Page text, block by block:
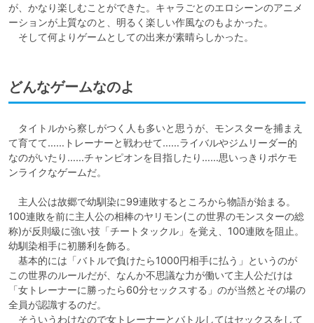
が、かなり楽しむことができた。キャラごとのエロシーンのアニメ
ーションが上質なのと、明るく楽しい作風なのもよかった。
そして何よりゲームとしての出来が素晴らしかった。
どんなゲームなのよ
タイトルから察しがつく人も多いと思うが、モンスターを捕まえ
て育てて……トレーナーと戦わせて……ライバルやジムリーダー的
なのがいたり……チャンピオンを目指したり……思いっきりポケモ
ンライクなゲームだ。
主人公は故郷で幼馴染に99連敗するところから物語が始まる。
100連敗を前に主人公の相棒のヤリモン(この世界のモンスターの総
称)が反則級に強い技「チートタックル」を覚え、100連敗を阻止。
幼馴染相手に初勝利を飾る。
基本的には「バトルで負けたら1000円相手に払う」というのが
この世界のルールだが、なんか不思議な力が働いて主人公だけは
「女トレーナーに勝ったら60分セックスする」のが当然とその場の
全員が認識するのだ。
そういうわけなので女トレーナーとバトルしてはセックスをして